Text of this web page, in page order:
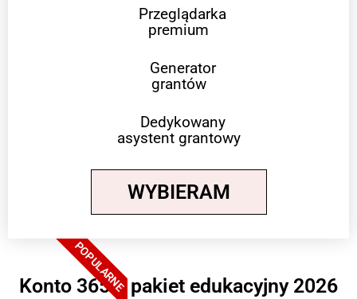
Przeglądarka
premium
Generator
grantów
Dedykowany
asystent grantowy
WYBIERAM
POPULARNE
Konto 365 + pakiet edukacyjny 2026